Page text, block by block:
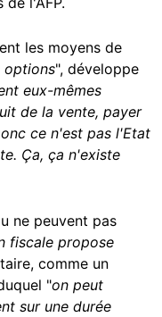
les moyens de
options", développe
eux-mêmes
de la vente, payer
ce n'est pas l'Etat
Ça, ça n'existe
ne peuvent pas
fiscale propose
comme un
"on peut
sur une durée